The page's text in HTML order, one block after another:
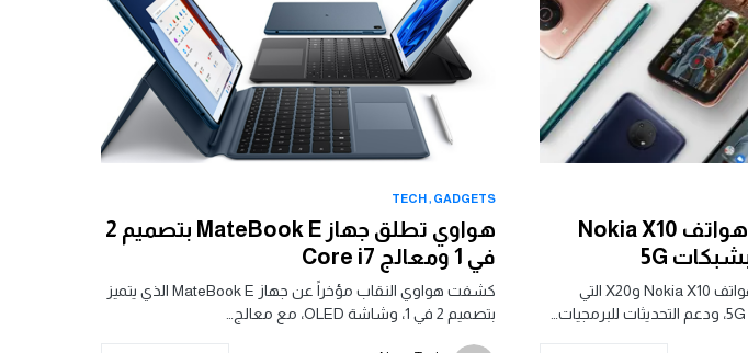
الإعلان الرسمي عن هواتف Nokia X10
أعلنت HMD رسمياً اليوم عن هواتف Nokia X10 وX20 التي
GADGETS
TECH
هواوي تطلق جهاز MateBook E بتصميم 2
في 1 ومعالج Core i7
كشفت هواوي النقاب مؤخراً عن جهاز MateBook E الذي يتميز
بتصميم 2 في 1، وشاشة OLED، مع معالج…